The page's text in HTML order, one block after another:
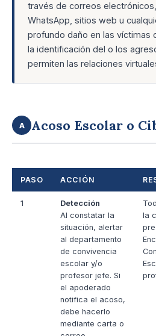
través de correos
WhatsApp, sitios web u
profundo daño en las víctimas
la identificación del o los
permiten las relaciones
A Acoso Escolar o
PASO ACCIÓN
1
Detección
Al constatar la
situación, alertar
al departamento
de convivencia
escolar y/o
profesor jefe. Si
el apoderado
notifica el acoso,
debe hacerlo
mediante carta o
la